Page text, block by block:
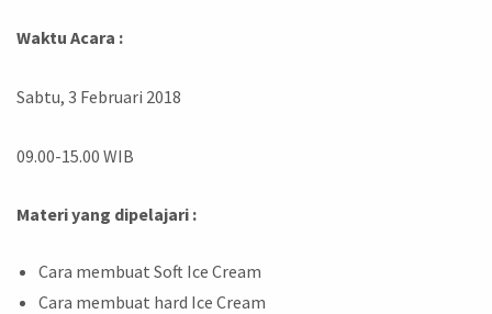
Waktu Acara :
Sabtu, 3 Februari 2018
09.00-15.00 WIB
Materi yang dipelajari :
Cara membuat Soft Ice Cream
Cara membuat hard Ice Cream